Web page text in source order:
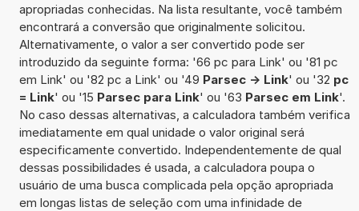
apropriadas conhecidas. Na lista resultante, você também
encontrará a conversão que originalmente solicitou.
Alternativamente, o valor a ser convertido pode ser
introduzido da seguinte forma: '66 pc para Link' ou '81 pc
em Link' ou '82 pc a Link' ou '49 Parsec -> Link' ou '32 pc
= Link' ou '15 Parsec para Link' ou '63 Parsec em Link'.
No caso dessas alternativas, a calculadora também verifica
imediatamente em qual unidade o valor original será
especificamente convertido. Independentemente de qual
dessas possibilidades é usada, a calculadora poupa o
usuário de uma busca complicada pela opção apropriada
em longas listas de seleção com uma infinidade de